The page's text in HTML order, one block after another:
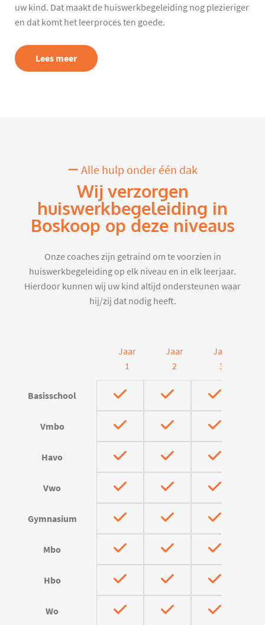
uw kind. Dat maakt de huiswerkbegeleiding nog plezieriger
en dat komt het leerproces ten goede.
Lees meer
Alle hulp onder één dak
Wij verzorgen
huiswerkbegeleiding in
Boskoop op deze niveaus
Onze coaches zijn getraind om te voorzien in
huiswerkbegeleiding op elk niveau en in elk leerjaar.
Hierdoor kunnen wij uw kind altijd ondersteunen waar
hij/zij dat nodig heeft.
Jaar
1
Jaar
2
Jaar
3
Basisschool
Vmbo
Havo
Vwo
Gymnasium
Mbo
Hbo
Wo